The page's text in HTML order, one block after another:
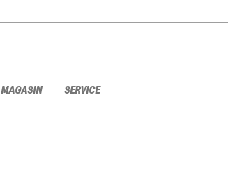
MAGASIN SERVICE